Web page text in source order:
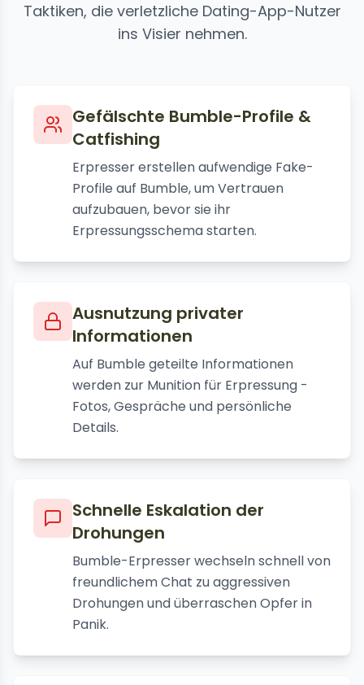
Taktiken, die verletzliche Dating-App-Nutzer
ins Visier nehmen.
Gefälschte Bumble-Profile &
Catfishing
Erpresser erstellen aufwendige Fake-
Profile auf Bumble, um Vertrauen
aufzubauen, bevor sie ihr
Erpressungsschema starten.
Ausnutzung privater
Informationen
Auf Bumble geteilte Informationen
werden zur Munition für Erpressung -
Fotos, Gespräche und persönliche
Details.
Schnelle Eskalation der
Drohungen
Bumble-Erpresser wechseln schnell von
freundlichem Chat zu aggressiven
Drohungen und überraschen Opfer in
Panik.